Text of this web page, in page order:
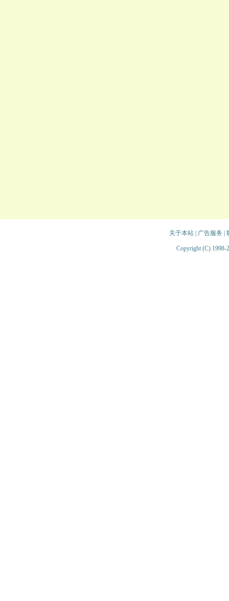
关于本站| 广告服务
Copyright (C) 1998-